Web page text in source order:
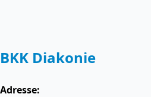
BKK Diakonie
Adresse: